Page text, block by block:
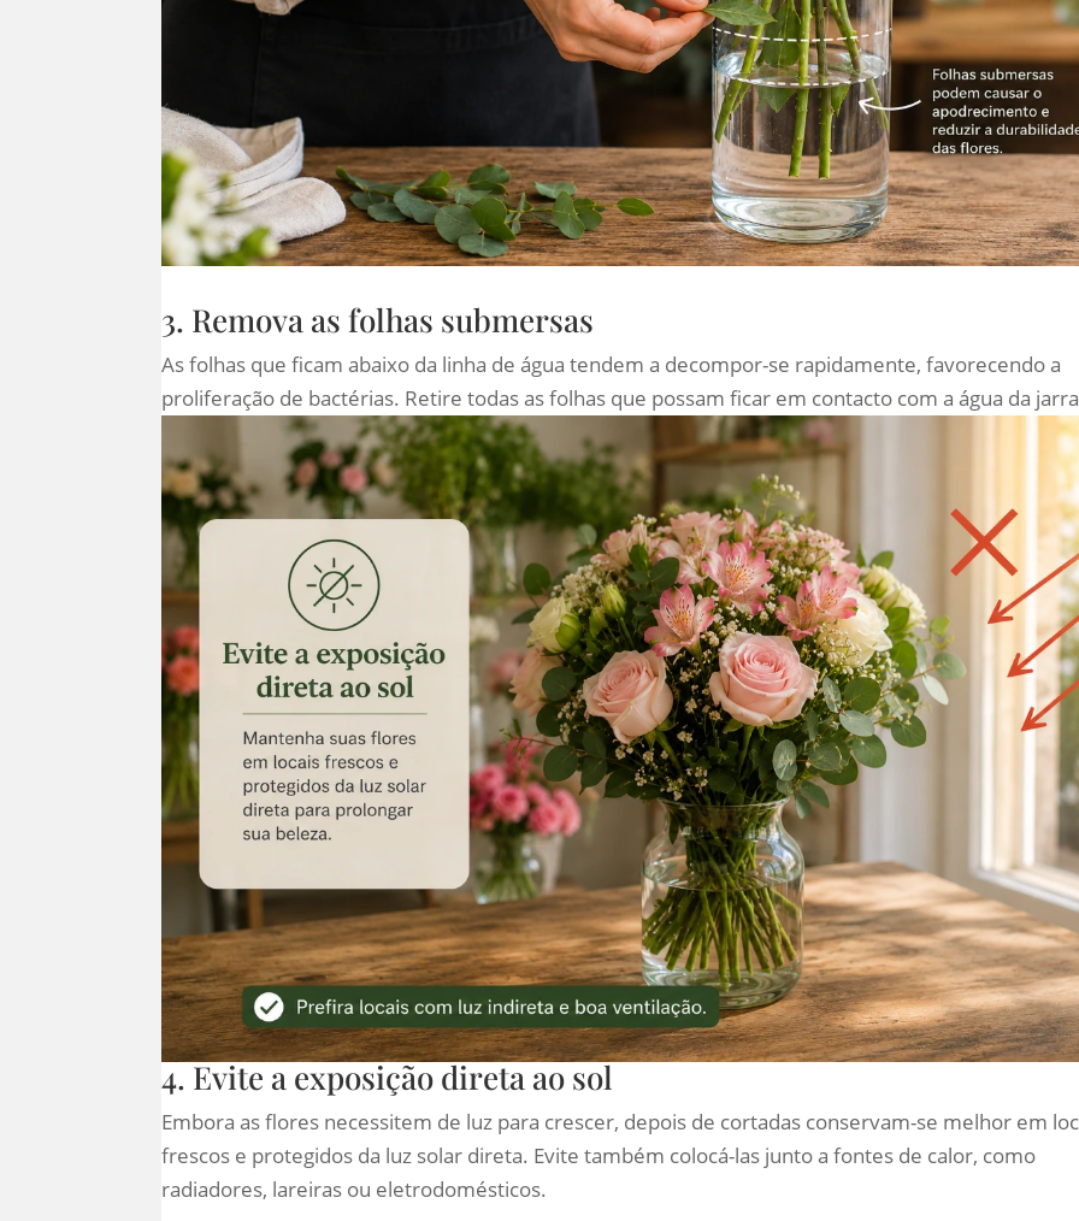
3. Remova as folhas submersas
As folhas que ficam abaixo da linha de água tendem a decompor-se rapidamente, favorecendo a
proliferação de bactérias. Retire todas as folhas que possam ficar em contacto com a água da
4. Evite a exposição direta ao sol
Embora as flores necessitem de luz para crescer, depois de cortadas conservam-se melhor em
frescos e protegidos da luz solar direta. Evite também colocá-las junto a fontes de calor, como
radiadores, lareiras ou eletrodomésticos.